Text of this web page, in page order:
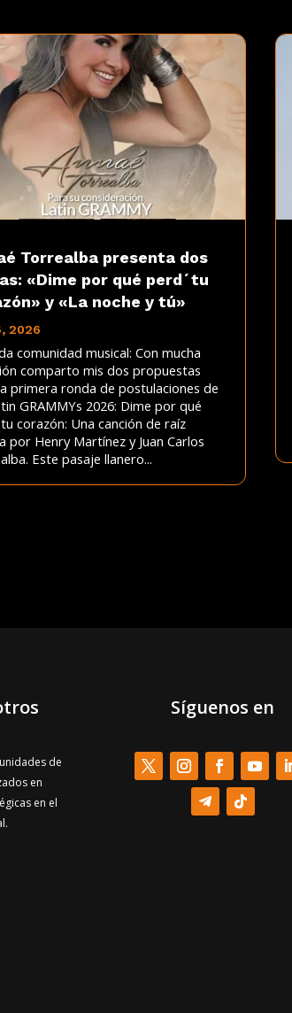
Torrealba presenta dos
«Dime por qué perd´tu
y «La noche y tú»
2026
comunidad musical: Con mucha
comparto mis dos propuestas
primera ronda de postulaciones de
GRAMMYs 2026: Dime por qué
corazón: Una canción de raíz
por Henry Martínez y Juan Carlos
Este pasaje llanero...
de
en
en el
Síguenos en